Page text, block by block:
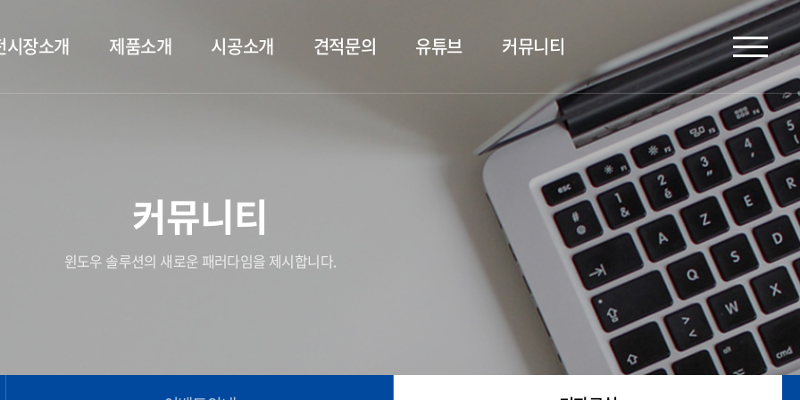
시장소개 제품소개 시공소개 견적문의 유튜브 커뮤니티
커뮤니티
윈도우 솔루션의 새로운 패러다임을 제시합니다.